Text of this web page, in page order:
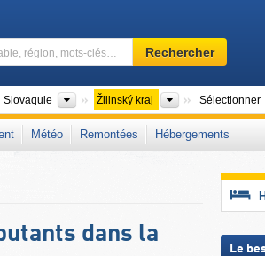
Domaine
skiable,
mots-
clés…
Rechercher
Slovaquie PaysŽilinský kraj Régions
Sélectionner
Météo Remontées
Hébergements
dans la
Le